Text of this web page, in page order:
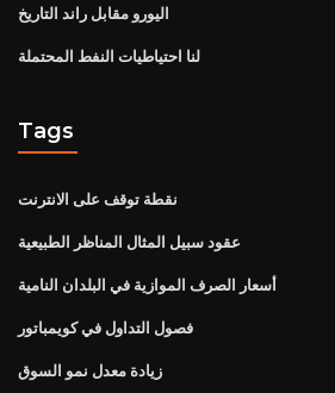
اليورو مقابل راند التاريخ
لنا احتياطيات النفط المحتملة
Tags
نقطة توقف على الانترنت
عقود سبيل المثال المناظر الطبيعية
أسعار الصرف الموازية في البلدان النامية
فصول التداول في كويمباتور
زيادة معدل نمو السوق